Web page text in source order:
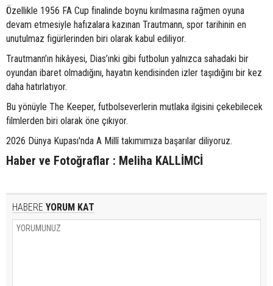
Özellikle 1956 FA Cup finalinde boynu kırılmasına rağmen oyuna
devam etmesiyle hafızalara kazınan Trautmann, spor tarihinin en
unutulmaz figürlerinden biri olarak kabul ediliyor.
Trautmann’ın hikâyesi, Dias’ınki gibi futbolun yalnızca sahadaki bir
oyundan ibaret olmadığını, hayatın kendisinden izler taşıdığını bir kez
daha hatırlatıyor.
Bu yönüyle The Keeper, futbolseverlerin mutlaka ilgisini çekebilecek
filmlerden biri olarak öne çıkıyor.
2026 Dünya Kupası'nda A Millî takımımıza başarılar diliyoruz.
Haber ve Fotoğraflar : Meliha KALLİMCİ
HABERE YORUM KAT